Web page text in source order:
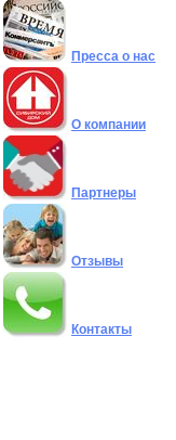
Пресса о нас
О компании
Партнеры
Отзывы
Контакты